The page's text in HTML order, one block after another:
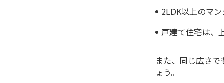
2LDK以上のマ
戸建て住宅は、
また、同じ広さ
ょう。